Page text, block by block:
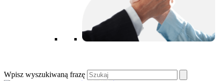
Wpisz wyszukiwaną frazę